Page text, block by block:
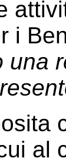
i
una
al